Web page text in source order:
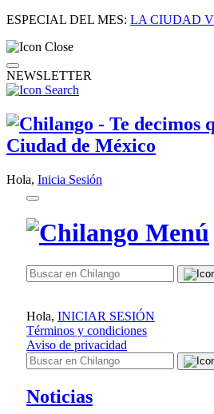
ESPECIAL DEL MES: LA CIUDAD
NEWSLETTER
Hola, Inicia Sesión
Hola, INICIAR SESIÓN
Términos y condiciones
Aviso de privacidad
Noticias